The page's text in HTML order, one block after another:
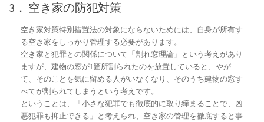
3． 空き家の防犯対策
空き家対策特別措置法の対象にならないためには、自身が所有す
る空き家をしっかり管理する必要があります。
空き家と犯罪との関係について「割れ窓理論」という考えがあり
ますが、建物の窓が1箇所割られたのを放置していると、やが
て、そのことを気に留める人がいなくなり、そのうち建物の窓す
べてが割られてしまうという考えです。
ということは、「小さな犯罪でも徹底的に取り締まることで、凶
悪犯罪も抑止できる」と考えられ、空き家の管理を徹底すると事